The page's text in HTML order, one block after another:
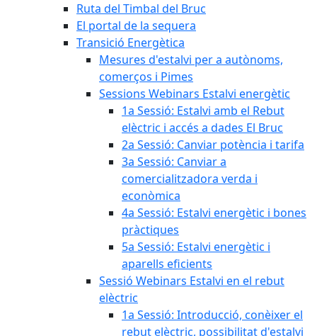
Ruta del Timbal del Bruc
El portal de la sequera
Transició Energètica
Mesures d'estalvi per a autònoms,
comerços i Pimes
Sessions Webinars Estalvi energètic
1a Sessió: Estalvi amb el Rebut
elèctric i accés a dades El Bruc
2a Sessió: Canviar potència i tarifa
3a Sessió: Canviar a
comercialitzadora verda i
econòmica
4a Sessió: Estalvi energètic i bones
pràctiques
5a Sessió: Estalvi energètic i
aparells eficients
Sessió Webinars Estalvi en el rebut
elèctric
1a Sessió: Introducció, conèixer el
rebut elèctric, possibilitat d'estalvi